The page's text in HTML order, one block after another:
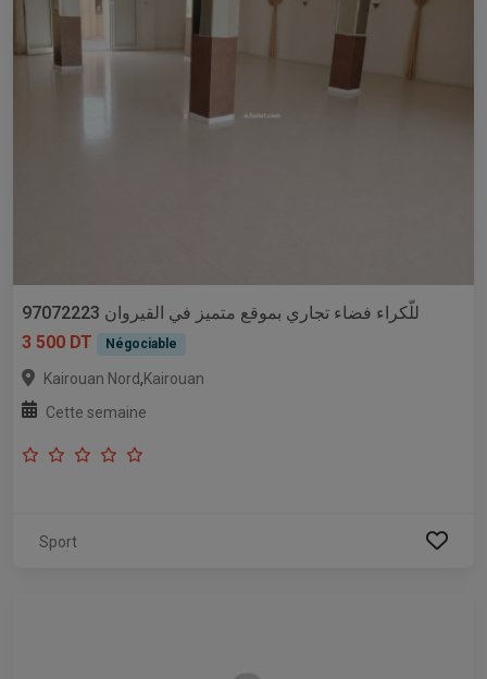
للّكراء فضاء تجاري بموقع متميز في القيروان 97072223
3 500 DT
Négociable
Kairouan Nord,Kairouan
Cette semaine
Sport